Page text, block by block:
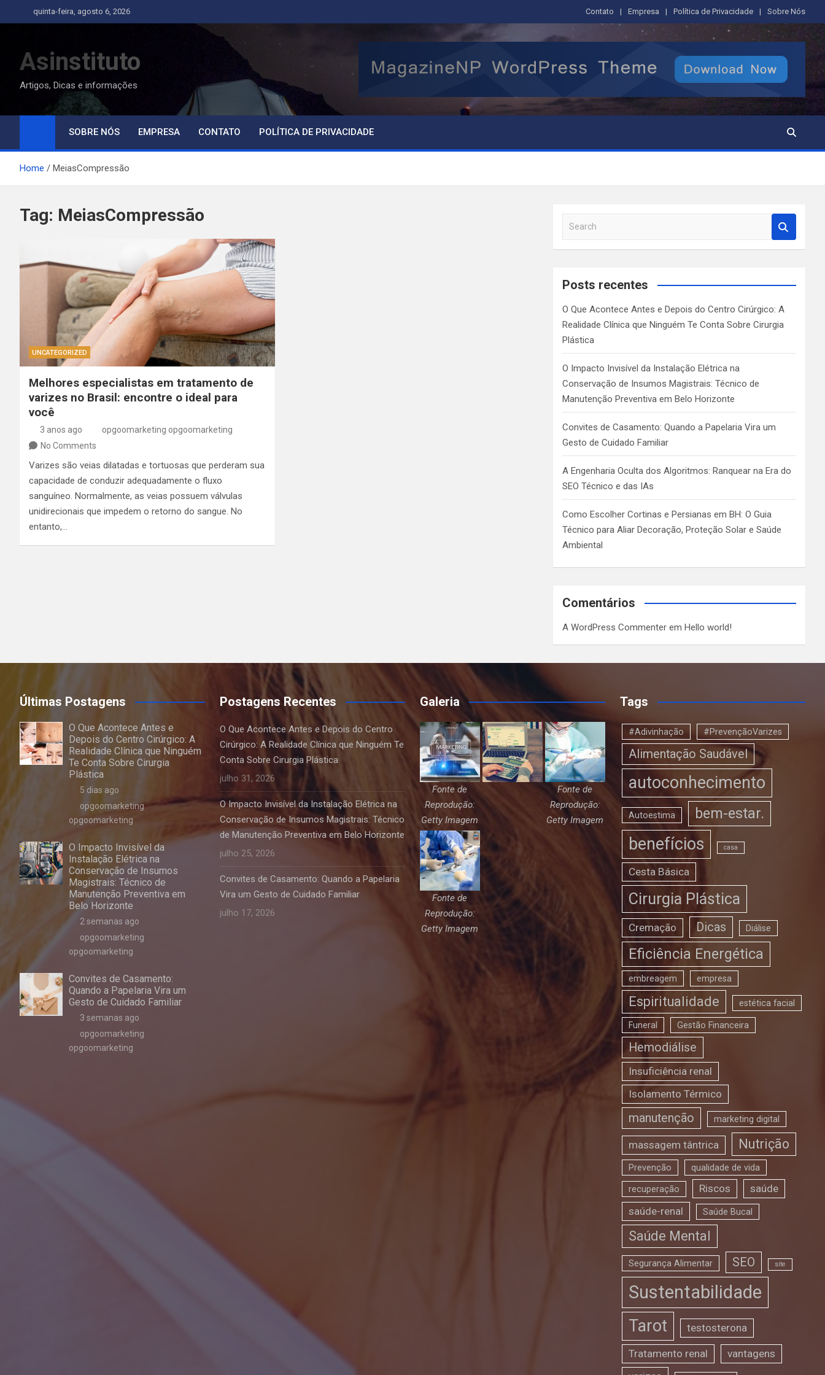
to
quinta-feira, agosto 6, 2026 Contato Empresa Política de Privacidade Sobre Nós
Asinstituto
Artigos, Dicas e informações
SOBRE NÓS EMPRESA CONTATO POLÍTICA DE PRIVACIDADE
Home MeiasCompressão
Tag: MeiasCompressão
UNCATEGORIZED
Melhores especialistas em tratamento de
varizes no Brasil: encontre o ideal para
você
3 anos ago
opgoomarketing opgoomarketing
No Comments
Varizes são veias dilatadas e tortuosas que perderam sua
capacidade de conduzir adequadamente o fluxo
sanguíneo. Normalmente, as veias possuem válvulas
unidirecionais que impedem o retorno do sangue. No
entanto,…
a
c
Posts recentes
O Que Acontece Antes e Depois do Centro Cirúrgico: A
Realidade Clínica que Ninguém Te Conta Sobre Cirurgia
Plástica
O Impacto Invisível da Instalação Elétrica na
Conservação de Insumos Magistrais: Técnico de
Manutenção Preventiva em Belo Horizonte
Convites de Casamento: Quando a Papelaria Vira um
Gesto de Cuidado Familiar
A Engenharia Oculta dos Algoritmos: Ranquear na Era do
SEO Técnico e das IAs
Como Escolher Cortinas e Persianas em BH: O Guia
Técnico para Aliar Decoração, Proteção Solar e Saúde
Ambiental
Comentários
A WordPress Commenter emHello world!
Últimas Postagens
O Que Acontece Antes e
Depois do Centro Cirúrgico: A
Realidade Clínica que Ninguém
Te Conta Sobre Cirurgia
Plástica
5 dias ago
opgoomarketing
opgoomarketing
O Impacto Invisível da
Instalação Elétrica na
Conservação de Insumos
Magistrais: Técnico de
Manutenção Preventiva em
Belo Horizonte
2 semanas ago
opgoomarketing
opgoomarketing
Convites de Casamento:
Quando a Papelaria Vira um
Gesto de Cuidado Familiar
3 semanas ago
opgoomarketing
opgoomarketing
Postagens Recentes
O Que Acontece Antes e Depois do Centro
Cirúrgico: A Realidade Clínica que Ninguém Te
Conta Sobre Cirurgia Plástica
julho 31, 2026
O Impacto Invisível da Instalação Elétrica na
Conservação de Insumos Magistrais: Técnico
de Manutenção Preventiva em Belo Horizonte
julho 25, 2026
Convites de Casamento: Quando a Papelaria
Vira um Gesto de Cuidado Familiar
julho 17, 2026
Galeria
Fonte de
Reprodução:
Getty Imagem
Fonte de
Reprodução:
Getty Imagem
Fonte de
Reprodução:
Getty Imagem
Tags
#Adivinhação #PrevençãoVarizes
Alimentação Saudável
autoconhecimento
Autoestima bem-estar.
benefícios casa
Cesta Básica
Cirurgia Plástica
Cremação Dicas Diálise
Eficiência Energética
embreagem empresa
Espiritualidade estética facial
Funeral Gestão Financeira
Hemodiálise
Insuficiência renal
Isolamento Térmico
manutenção marketing digital
massagem tântrica Nutrição
Prevenção qualidade de vida
recuperação Riscos
saúde
saúde-renal
Saúde Bucal
Saúde Mental
Segurança Alimentar SEO site
Sustentabilidade
Tarot testosterona
Tratamento renal
vantagens